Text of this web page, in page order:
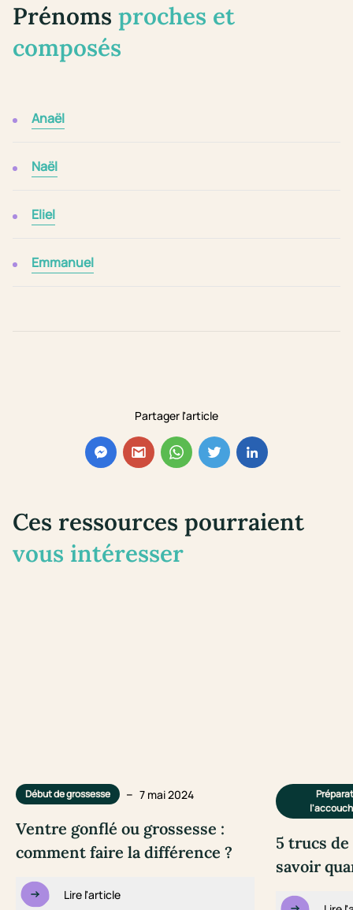
Partager l'article
Prénoms proches et
composés
Anaël
Naël
Eliel
Emmanuel
Ces ressources pourraient
vous intéresser
Début de grossesse – 7 mai 2024
Ventre gonflé ou grossesse :
comment faire la différence ?
Lire l'article
5 trucs
savoir